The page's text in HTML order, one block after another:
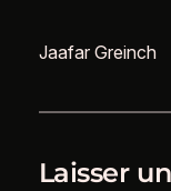
Jaafar Greinch
Laisser